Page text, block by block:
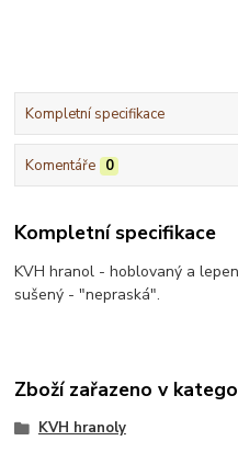
Kompletní specifikace
Komentáře 0
Kompletní specifikace
KVH hranol - hoblovaný a
sušený - "nepraská".
Zboží zařazeno v
KVH hranoly